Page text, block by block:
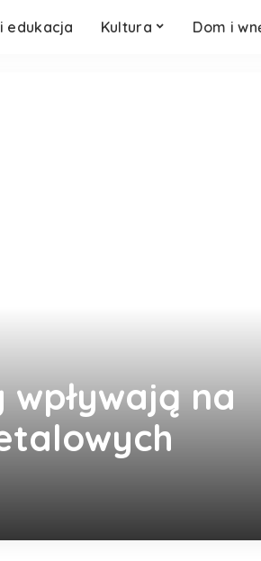
edukacja Kultura Dom i
na